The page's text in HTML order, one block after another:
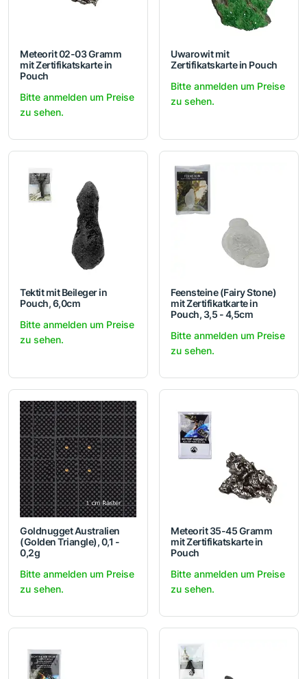
Meteorit 02-03 Gramm
mit Zertifikatskarte in
Pouch
Bitte anmelden um Preise
zu sehen.
Uwarowit mit
Zertifikatskarte in Pouch
Bitte anmelden um Preise
zu sehen.
Tektit mit Beileger in
Pouch, 6,0cm
Bitte anmelden um Preise
zu sehen.
Feensteine (Fairy Stone)
mit Zertifikatkarte in
Pouch, 3,5 - 4,5cm
Bitte anmelden um Preise
zu sehen.
Goldnugget Australien
(Golden Triangle), 0,1 -
0,2g
Bitte anmelden um Preise
zu sehen.
Meteorit 35-45 Gramm
mit Zertifikatskarte in
Pouch
Bitte anmelden um Preise
zu sehen.